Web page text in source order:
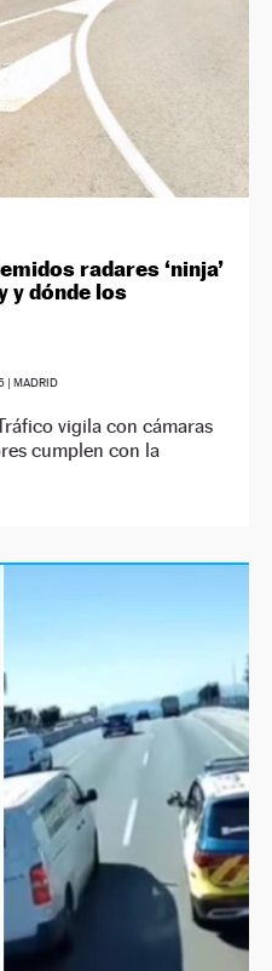
radares ‘ninja’
y dónde los
| MADRID
vigila con cámaras
cumplen con la